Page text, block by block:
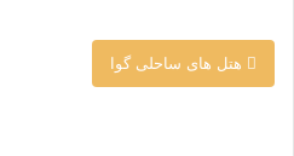
هتل های ساحلی گوا